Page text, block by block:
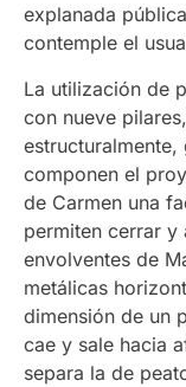
explanada
contemple el
La utilización de
con nueve
componen el
de Carmen una
permiten cerrar y
envolventes de
metálicas
dimensión de un
cae y sale hacia
separa la de